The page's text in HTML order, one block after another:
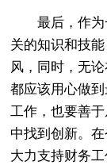
最后，作
关的知识和技
风，同时，无
都应该用心做
工作，也要善
中找到创新。
大力支持财务